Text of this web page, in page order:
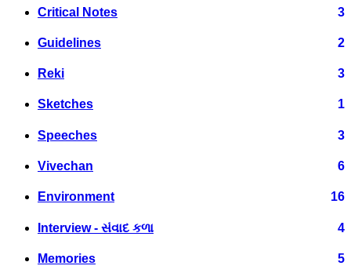
Critical Notes 3
Guidelines 2
Reki 3
Sketches 1
Speeches 3
Vivechan 6
Environment 16
Interview - સંવાદ કળા 4
Memories 5